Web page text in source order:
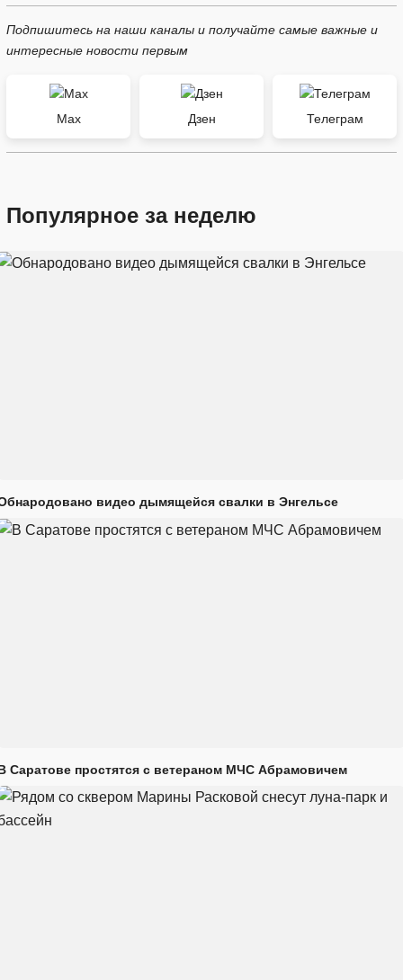
Подпишитесь на наши каналы и получайте самые важные и
интересные новости первым
Max Дзен Телеграм
Популярное за неделю
видео дымящейся свалки в Энгельсе
Саратове простятся с ветераном МЧС Абрамовичем